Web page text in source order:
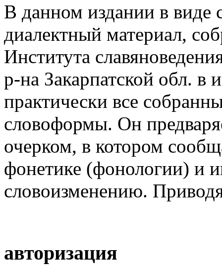
В данном издании в виде
диалектный материал,
Института
р-на Закарпатской обл. в
практически все
словоформы. Он
очерком, в котором
фонетике (фонологии) и
словоизменению.
авторизация